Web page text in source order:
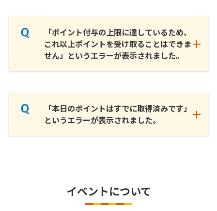
「ポイント付与の上限に達しているため、
これ以上ポイントを受け取ることはできま
せん」というエラーが表示されました。
「本日のポイントはすでに取得済みです」
というエラーが表示されました。
イベントについて